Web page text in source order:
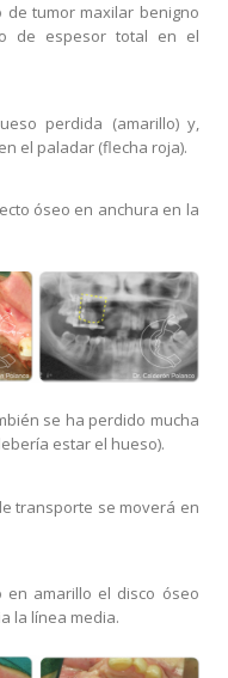
tumor maxilar benigno
de espesor total en el
perdida (amarillo) y,
el paladar (flecha roja).
óseo en anchura en la
se ha perdido mucha
estar el hueso).
transporte se moverá en
en amarillo el disco óseo
la línea media.